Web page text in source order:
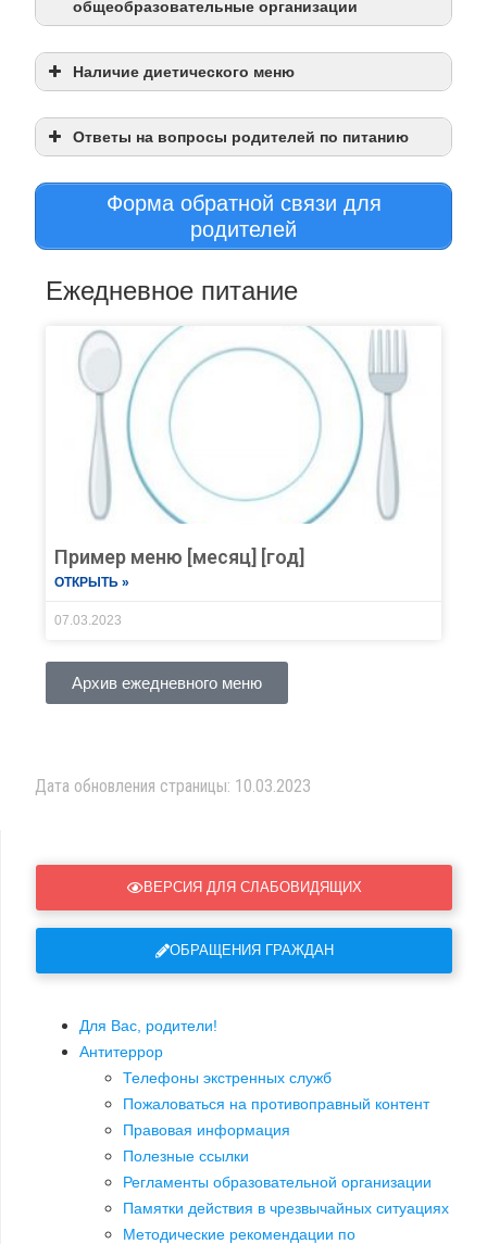
общеобразовательные организации
Наличие диетического меню
Ответы на вопросы родителей по питанию
Форма обратной связи для
родителей
Ежедневное питание
Пример меню [месяц] [год]
ОТКРЫТЬ »
07.03.2023
Архив ежедневного меню
Дата обновления страницы: 10.03.2023
ВЕРСИЯ ДЛЯ СЛАБОВИДЯЩИХ
ОБРАЩЕНИЯ ГРАЖДАН
Для Вас, родители!
Антитеррор
Телефоны экстренных служб
Пожаловаться на противоправный контент
Правовая информация
Полезные ссылки
Регламенты образовательной организации
Памятки действия в чрезвычайных ситуациях
Методические рекомендации по